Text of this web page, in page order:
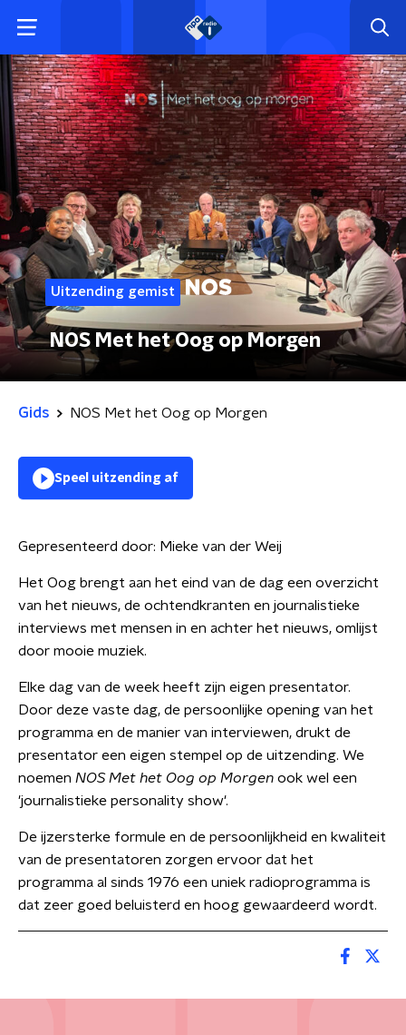
Uitzending gemist
NOS Met het Oog op Morgen
Gids NOS Met het Oog op Morgen
Speel uitzending af
Gepresenteerd door: Mieke van der Weij
Het Oog brengt aan het eind van de dag een overzicht
van het nieuws, de ochtendkranten en journalistieke
interviews met mensen in en achter het nieuws, omlijst
door mooie muziek.
Elke dag van de week heeft zijn eigen presentator.
Door deze vaste dag, de persoonlijke opening van het
programma en de manier van interviewen, drukt de
presentator een eigen stempel op de uitzending. We
noemen NOS Met het Oog op Morgen ook wel een
'journalistieke personality show'.
De ijzersterke formule en de persoonlijkheid en kwaliteit
van de presentatoren zorgen ervoor dat het
programma al sinds 1976 een uniek radioprogramma is
dat zeer goed beluisterd en hoog gewaardeerd wordt.